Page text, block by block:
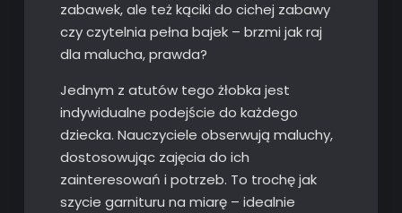
zabawek, ale też kąciki do cichej zabawy
czy czytelnia pełna bajek – brzmi jak raj
dla malucha, prawda?
Jednym z atutów tego żłobka jest
indywidualne podejście do każdego
dziecka. Nauczyciele obserwują maluchy,
dostosowując zajęcia do ich
zainteresowań i potrzeb. To trochę jak
szycie garnituru na miarę – idealnie